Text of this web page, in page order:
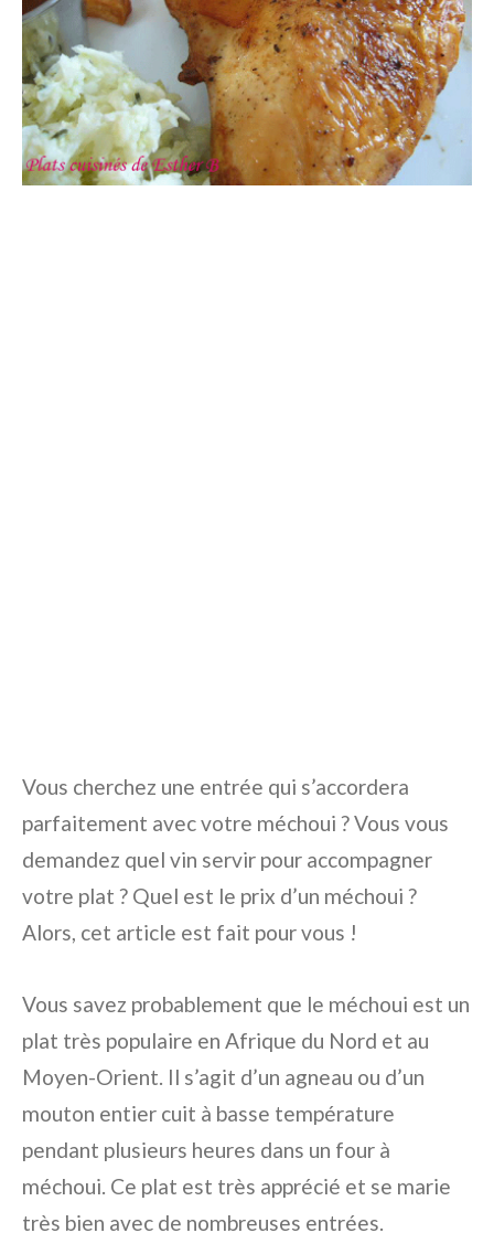
Vous cherchez une entrée qui s’accordera
parfaitement avec votre méchoui ? Vous vous
demandez quel vin servir pour accompagner
votre plat ? Quel est le prix d’un méchoui ?
Alors, cet article est fait pour vous !
Vous savez probablement que le méchoui est un
plat très populaire en Afrique du Nord et au
Moyen-Orient. Il s’agit d’un agneau ou d’un
mouton entier cuit à basse température
pendant plusieurs heures dans un four à
méchoui. Ce plat est très apprécié et se marie
très bien avec de nombreuses entrées.